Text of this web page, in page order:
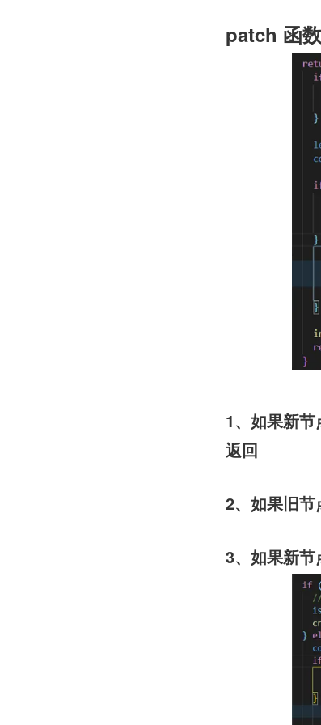
patch 函数
1、如果新
返回
2、如果旧
3、如果新